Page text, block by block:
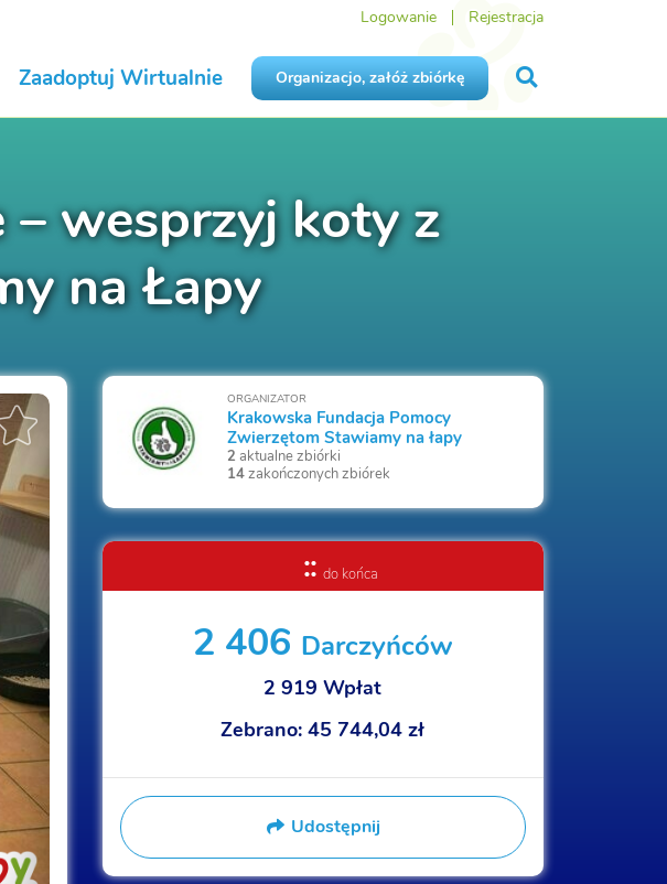
Logowanie Rejestracja
Zaadoptuj Wirtualnie Organizacjo, załóż zbiórkę
– wesprzyj koty z
na Łapy
ORGANIZATOR
Krakowska Fundacja Pomocy
Zwierzętom Stawiamy na łapy
2 aktualne zbiórki
14zakończonych zbiórek
:: do końca
2 406 Darczyńców
2 919Wpłat
Zebrano:45 744,04 zł
Udostępnij